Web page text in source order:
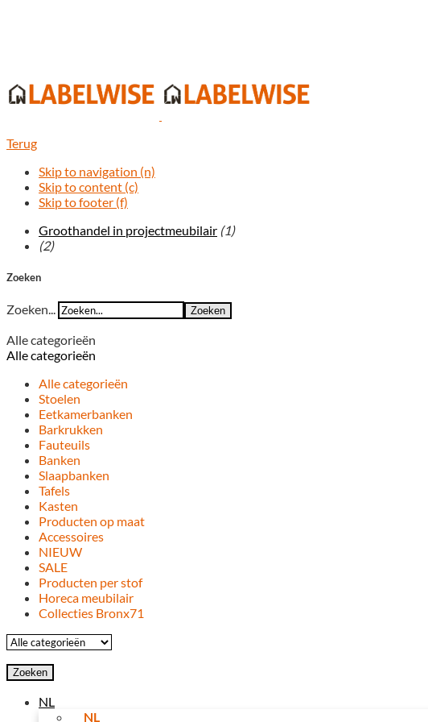
Terug
Skip to navigation (n)
Skip to content (c)
Skip to footer (f)
Groothandel in projectmeubilair (1)
(2)
Zoeken
Zoeken... Zoeken
Alle categorieën
Alle categorieën
Alle categorieën
Stoelen
Eetkamerbanken
Barkrukken
Fauteuils
Banken
Slaapbanken
Tafels
Kasten
Producten op maat
Accessoires
NIEUW
SALE
Producten per stof
Horeca meubilair
Collecties Bronx71
Zoeken
NL
NL